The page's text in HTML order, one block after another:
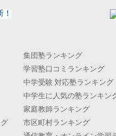
集団塾ランキング
学習塾口コミランキング
中学受験 対応塾ランキング
中学生に人気の塾ランキン
家庭教師ランキング
市区町村ランキング